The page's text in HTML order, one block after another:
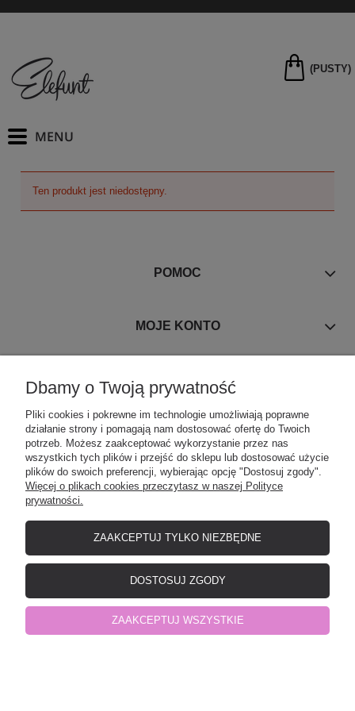
(PUSTY)
Ten produkt jest niedostępny.
POMOC
MOJE KONTO
PŁATNOŚCI I DOSTAWA
O NAS
Elefunt - producent odzieży dziecięcej
500 Gołdap, woj. warmińsko-mazurskie | telefon:798441977| e-mail:
shop@elefunt-ep.pl
pokaż pełną wersję strony
Dbamy o Twoją prywatność
Pliki cookies i pokrewne im technologie umożliwiają poprawne
działanie strony i pomagają nam dostosować ofertę do Twoich
potrzeb. Możesz zaakceptować wykorzystanie przez nas
wszystkich tych plików i przejść do sklepu lub dostosować użycie
plików do swoich preferencji, wybierając opcję "Dostosuj zgody".
Więcej o plikach cookies przeczytasz w naszej Polityce
prywatności.
ZAAKCEPTUJ TYLKO NIEZBĘDNE
DOSTOSUJ ZGODY
ZAAKCEPTUJ WSZYSTKIE